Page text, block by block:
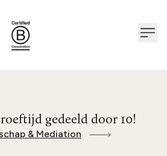
gedeeld door 10!
& Mediation